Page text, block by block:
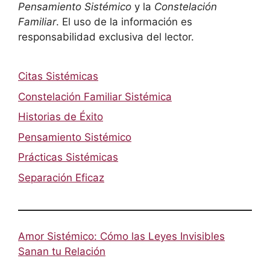
Pensamiento Sistémico y la Constelación
Familiar. El uso de la información es
responsabilidad exclusiva del lector.
Citas Sistémicas
Constelación Familiar Sistémica
Historias de Éxito
Pensamiento Sistémico
Prácticas Sistémicas
Separación Eficaz
Amor Sistémico: Cómo las Leyes Invisibles
Sanan tu Relación